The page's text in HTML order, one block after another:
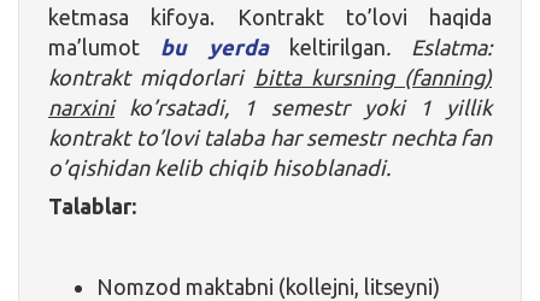
ketmasa kifoya. Kontrakt to’lovi haqida
ma’lumot bu yerdakeltirilgan . Eslatma:
kontrakt miqdorlari bitta kursning (fanning)
narxiniko’rsatadi, 1 semestr yoki 1 yillik
kontrakt to’lovi talaba har semestr nechta fan
o’qishidan kelib chiqib hisoblanadi.
Talablar:
Nomzod maktabni (kollejni, litseyni)